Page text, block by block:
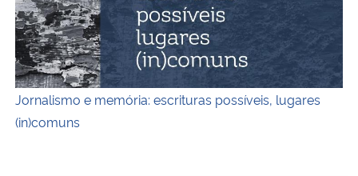
Jornalismo e memória: escrituras possíveis, lugares
(in)comuns